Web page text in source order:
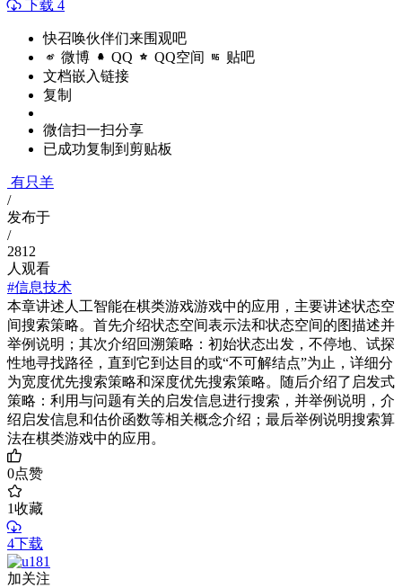
下载 4
快召唤伙伴们来围观吧
微博 QQ QQ空间 贴吧
文档嵌入链接
复制
微信扫一扫分享
已成功复制到剪贴板
有只羊
/
发布于
/
2812
人观看
#信息技术
本章讲述人工智能在棋类游戏游戏中的应用，主要讲述状态空
间搜索策略。首先介绍状态空间表示法和状态空间的图描述并
举例说明；其次介绍回溯策略：初始状态出发，不停地、试探
性地寻找路径，直到它到达目的或“不可解结点”为止，详细分
为宽度优先搜索策略和深度优先搜索策略。随后介绍了启发式
策略：利用与问题有关的启发信息进行搜索，并举例说明，介
绍启发信息和估价函数等相关概念介绍；最后举例说明搜索算
法在棋类游戏中的应用。
0点赞
1收藏
4下载
加关注